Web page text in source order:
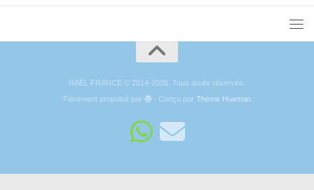
RAËL FRANCE © 2014-2026. Tous droits réservés.
Fièrement propulsé par
- Conçu parThème Hueman